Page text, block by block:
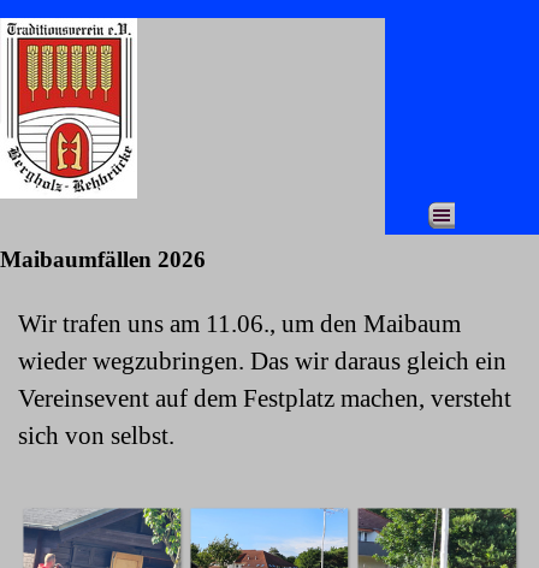
Maibaumfällen 2026
Wir trafen uns am 11.06., um den Maibaum
wieder wegzubringen. Das wir daraus gleich ein
Vereinsevent auf dem Festplatz machen, versteht
sich von selbst.